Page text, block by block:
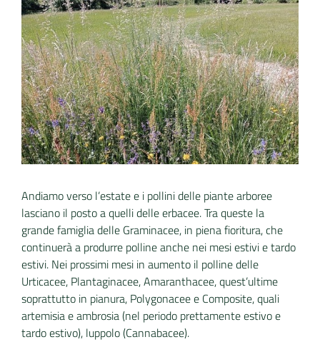
Seguici
su
Andiamo verso l’estate e i pollini delle piante arboree
lasciano il posto a quelli delle erbacee. Tra queste la
grande famiglia delle Graminacee, in piena fioritura, che
continuerà a produrre polline anche nei mesi estivi e tardo
estivi. Nei prossimi mesi in aumento il polline delle
Urticacee, Plantaginacee, Amaranthacee, quest’ultime
soprattutto in pianura, Polygonacee e Composite, quali
artemisia e ambrosia (nel periodo prettamente estivo e
tardo estivo), luppolo (Cannabacee).